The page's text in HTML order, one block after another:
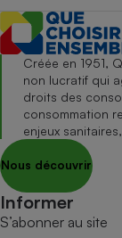
Créée en 1951,
non lucratif qui
droits des
consommation
enjeux
Nous découvrir
Informer
S’abonner au site